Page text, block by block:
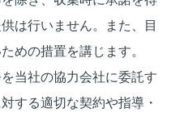
は行いません。また、目
めの措置を講じます。
当社の協力会社に委託す
する適切な契約や指導・